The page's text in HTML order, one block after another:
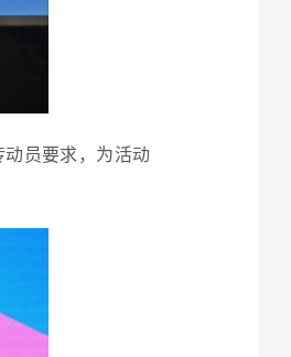
员要求，为活动